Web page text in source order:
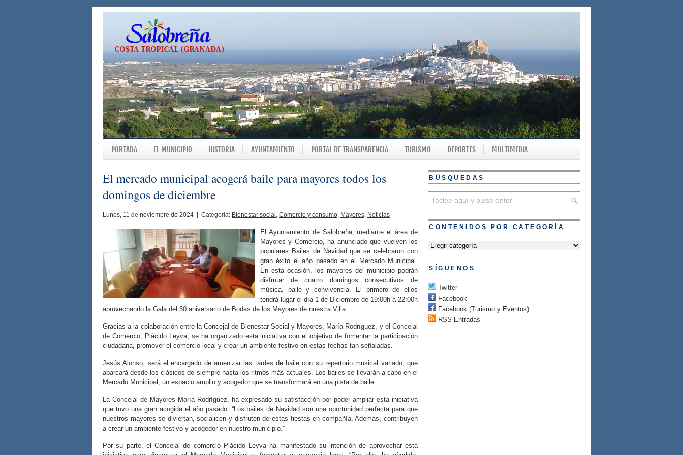
PORTADA EL MUNICIPIO HISTORIA AYUNTAMIENTO PORTAL DE TRANSPARENCIA TURISMO DEPORTES MULTIMEDIA
El mercado municipal acogerá baile para mayores todos los
domingos de diciembre
Lunes, 11 de noviembre de 2024 | Categoría: Bienestar social Comercio y consumo Mayores Noticias
El Ayuntamiento de Salobreña, mediante el área de
Mayores y Comercio, ha anunciado que vuelven los
populares Bailes de Navidad que se celebraron con
gran éxito el año pasado en el Mercado Municipal.
En esta ocasión, los mayores del municipio podrán
disfrutar de cuatro domingos consecutivos de
música, baile y convivencia. El primero de ellos
tendrá lugar el día 1 de Diciembre de 19:00h a 22:00h
aprovechando la Gala del 50 aniversario de Bodas de los Mayores de nuestra Villa.
Gracias a la colaboración entre la Concejal de Bienestar Social y Mayores, María Rodríguez, y el Concejal
de Comercio, Plácido Leyva, se ha organizado esta iniciativa con el objetivo de fomentar la participación
ciudadana, promover el comercio local y crear un ambiente festivo en estas fechas tan señaladas.
Jesús Alonso, será el encargado de amenizar las tardes de baile con su repertorio musical variado, que
abarcará desde los clásicos de siempre hasta los ritmos más actuales. Los bailes se llevarán a cabo en el
Mercado Municipal, un espacio amplio y acogedor que se transformará en una pista de baile.
La Concejal de Mayores María Rodríguez, ha expresado su satisfacción por poder ampliar esta iniciativa
que tuvo una gran acogida el año pasado. “Los bailes de Navidad son una oportunidad perfecta para que
nuestros mayores se diviertan, socialicen y disfruten de estas fiestas en compañía. Además, contribuyen
a crear un ambiente festivo y acogedor en nuestro municipio.”
Por su parte, el Concejal de comercio Plácido Leyva ha manifestado su intención de aprovechar esta
BÚSQUEDAS
CONTENIDOS POR CATEGORÍA
SÍGUENOS
Twitter
Facebook
Facebook (Turismo y Eventos)
RSS Entradas